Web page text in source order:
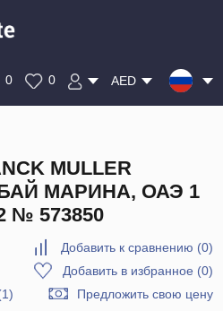
0 0 AED
MULLER
МАРИНА, ОАЭ 1
№ 573850
Добавить к сравнению (0)
Добавить в избранное (0)
Предложить свою цену